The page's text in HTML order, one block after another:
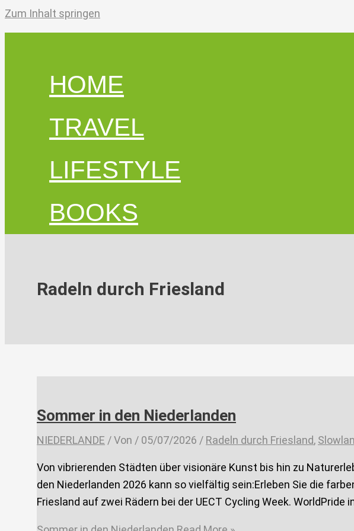
Zum Inhalt springen
HOME
TRAVEL
LIFESTYLE
BOOKS
Radeln durch Friesland
Sommer in den Niederlanden
NIEDERLANDE / Von / 05/07/2026 / Radeln durch Friesland,
Von vibrierenden Städten über visionäre Kunst bis hin zu
den Niederlanden 2026 kann so vielfältig sein:Erleben Sie die
Friesland auf zwei Rädern bei der UECT Cycling Week.